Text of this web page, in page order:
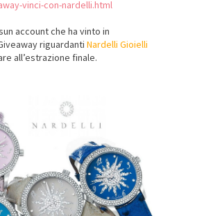
vinci-con-nardelli.html
account che ha vinto in
riguardanti Nardelli Gioielli
all’estrazione finale.